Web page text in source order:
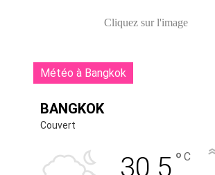
Cliquez sur l'image
Météo à Bangkok
BANGKOK
Couvert
30.5 ° C